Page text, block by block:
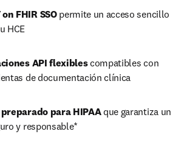
FHIR SSO permite un acceso sencillo
HCE
API flexibles compatibles con
de documentación clínica
para HIPAA que garantiza un
y responsable*